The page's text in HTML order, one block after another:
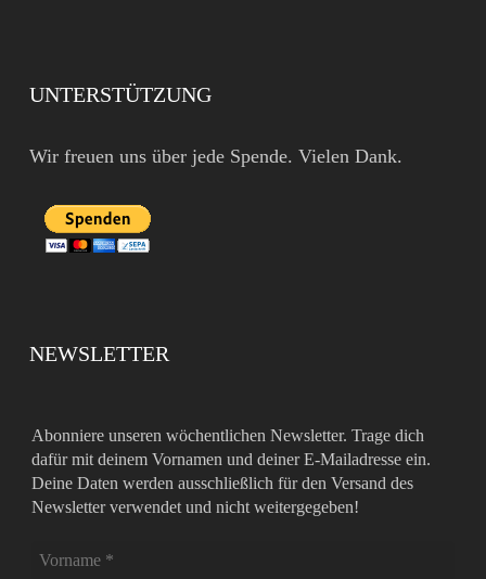
UNTERSTÜTZUNG
Wir freuen uns über jede Spende. Vielen Dank.
NEWSLETTER
Abonniere unseren wöchentlichen Newsletter. Trage dich
dafür mit deinem Vornamen und deiner E-Mailadresse ein.
Deine Daten werden ausschließlich für den Versand des
Newsletter verwendet und nicht weitergegeben!